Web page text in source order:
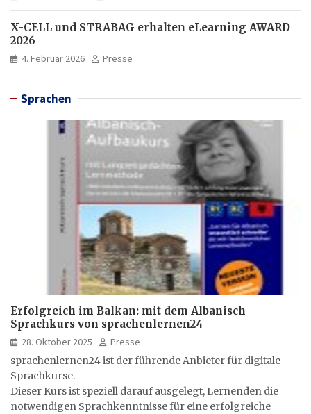
X-CELL und STRABAG erhalten eLearning AWARD
2026
4. Februar 2026 Presse
Sprachen
Erfolgreich im Balkan: mit dem Albanisch
Sprachkurs von sprachenlernen24
28. Oktober 2025
Presse
sprachenlernen24 ist der führende Anbieter für digitale
Sprachkurse.
Dieser Kurs ist speziell darauf ausgelegt, Lernenden die
notwendigen Sprachkenntnisse für eine erfolgreiche